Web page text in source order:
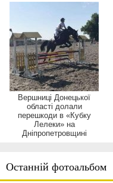
Останній фотоальбом
Вершниці Донецької
області долали
перешкоди в «Кубку
Лелеки» на
Дніпропетровщині